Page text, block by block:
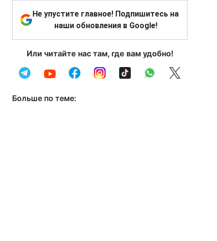
Не упустите главное! Подпишитесь на
наши обновления в Google!
Или читайте нас там, где вам удобно!
Больше по теме: